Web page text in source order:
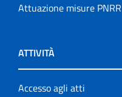
Attuazione misure PNRR
ATTIVITÀ
Accesso agli atti